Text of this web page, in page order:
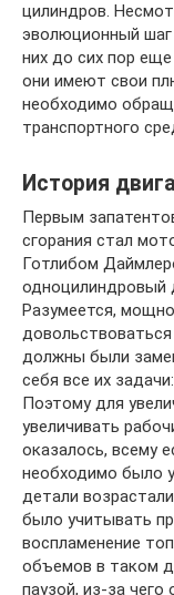
цилиндров.
эволюционный шаг
них до сих пор
они имеют свои
необходимо
транспортного
История
Первым
сгорания стал
Готлибом
одноцилиндровый
Разумеется,
должны были
себя все их
Поэтому для
увеличивать
оказалось, всему
необходимо было
детали
было учитывать
воспламенение
объемов в таком
паузой, из-за